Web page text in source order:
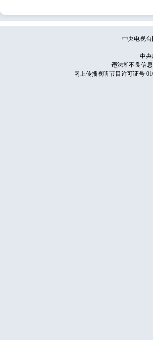
中央电视台
中央
违法和不良信
网上传播视听节目许可证号